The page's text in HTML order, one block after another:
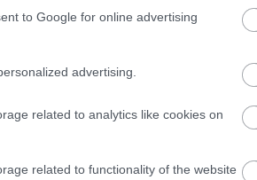
to Google for online advertising
advertising.
related to analytics like cookies on
related to functionality of the website